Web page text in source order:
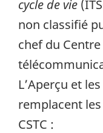
cycle de vie
non classifié
chef du
L’Aperçu et
remplacent
CSTC :